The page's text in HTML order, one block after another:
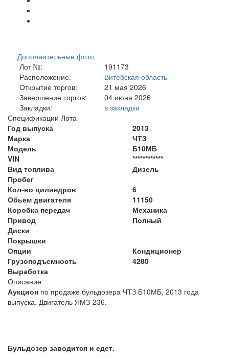
Дополнительные фото
Лот №:
191173
Расположение:
Витебская область
Открытие торгов:
21 мая 2026
Завершение торгов:
04 июня 2026
Закладки:
в закладки
Спецификации Лота
Год выпуска
2013
Марка
ЧТЗ
Модель
Б10МБ
VIN
************
Вид топлива
Дизель
Пробег
Кол-во цилиндров
6
Обьем двигателя
11150
Коробка передач
Механика
Привод
Полный
Диски
Покрышки
Опции
Кондиционер
Грузоподъемность
4280
Выработка
Описание
Аукцион по продаже бульдозера ЧТЗ Б10МБ, 2013 года
выпуска. Двигатель ЯМЗ-236.
Бульдозер заводится и едет.